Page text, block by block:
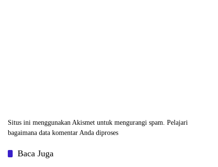
Situs ini menggunakan Akismet untuk mengurangi spam. Pelajari
bagaimana data komentar Anda diproses
Baca Juga